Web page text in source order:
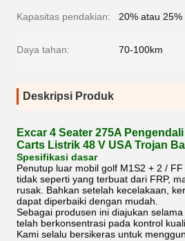
Kapasitas pendakian: 20% atau 25%
Daya tahan: 70-100km
Deskripsi Produk
Excar 4 Seater 275A
Carts Listrik 48 V USA Trojan
Spesifikasi dasar
Penutup luar mobil golf M1S2 + 2 / FF
tidak seperti yang terbuat dari FRP,
rusak. Bahkan setelah kecelakaan,
dapat diperbaiki dengan mudah.
Sebagai produsen ini diajukan
telah berkonsentrasi pada kontrol
Kami selalu bersikeras untuk